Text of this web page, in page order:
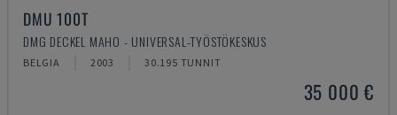
DMU 100T
DMG DECKEL MAHO - UNIVERSAL-TYÖSTÖKESKUS
BELGIA 2003 30.195 TUNNIT
35 000 €